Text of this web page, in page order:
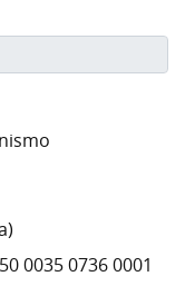
0035 0736 0001